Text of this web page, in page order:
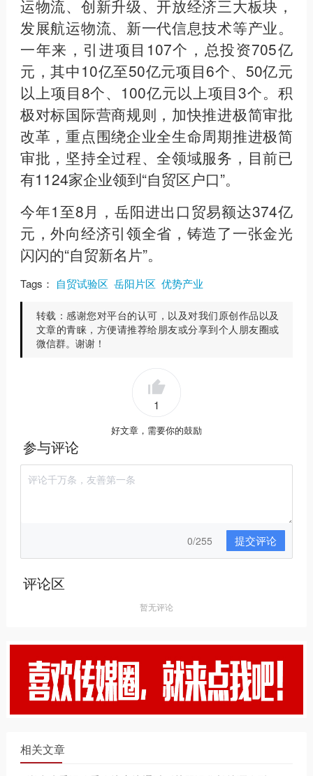
运物流、创新升级、开放经济三大板块，
发展航运物流、新一代信息技术等产业。
一年来，引进项目107个，总投资705亿
元，其中10亿至50亿元项目6个、50亿元
以上项目8个、100亿元以上项目3个。积
极对标国际营商规则，加快推进极简审批
改革，重点围绕企业全生命周期推进极简
审批，坚持全过程、全领域服务，目前已
有1124家企业领到“自贸区户口”。
今年1至8月，岳阳进出口贸易额达374亿
元，外向经济引领全省，铸造了一张金光
闪闪的“自贸新名片”。
Tags： 自贸试验区 岳阳片区 优势产业
转载：感谢您对平台的认可，以及对我们原创作品以及
文章的青睐，方便请推荐给朋友或分享到个人朋友圈或
微信群。谢谢！
1
好文章，需要你的鼓励
参与评论
0/255 提交评论
评论区
暂无评论
相关文章